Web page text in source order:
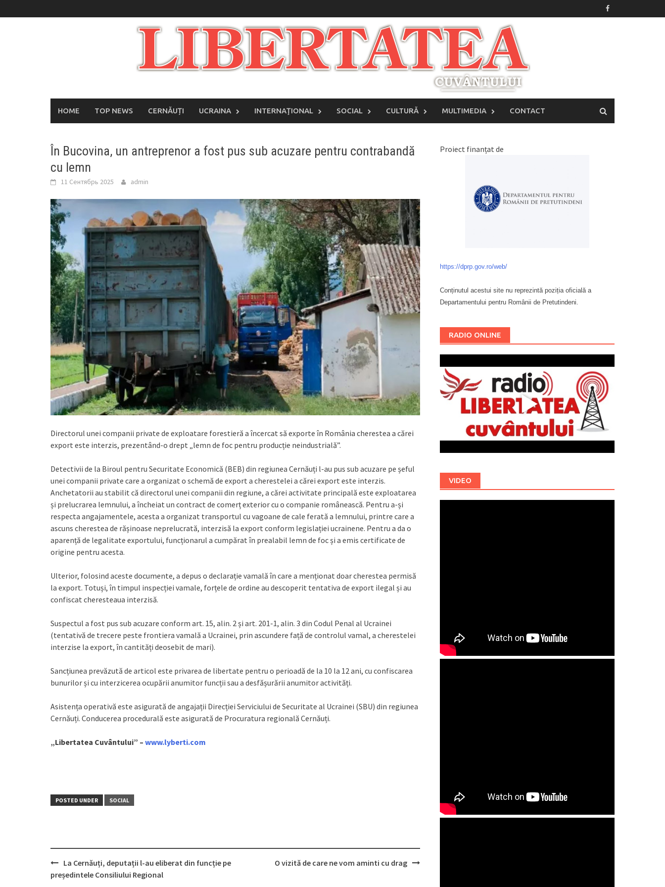
to
HOME TOP NEWS CERNĂUȚI UCRAINA INTERNAŢIONAL SOCIAL CULTURĂ MULTIMEDIA CONTACT
În Bucovina, un antreprenor a fost pus sub acuzare pentru contrabandă
cu lemn
11 Сентябрь 2025 admin
Directorul unei companii private de exploatare forestieră a încercat să exporte în România cherestea a cărei
export este interzis, prezentând-o drept „lemn de foc pentru producție neindustrială”.
Detectivii de la Biroul pentru Securitate Economică (BEB) din regiunea Cernăuți l-au pus sub acuzare pe șeful
unei companii private care a organizat o schemă de export a cherestelei a cărei export este interzis.
Anchetatorii au stabilit că directorul unei companii din regiune, a cărei activitate principală este exploatarea
și prelucrarea lemnului, a încheiat un contract de comerț exterior cu o companie românească. Pentru a-și
respecta angajamentele, acesta a organizat transportul cu vagoane de cale ferată a lemnului, printre care a
ascuns cherestea de rășinoase neprelucrată, interzisă la export conform legislației ucrainene. Pentru a da o
aparență de legalitate exportului, funcționarul a cumpărat în prealabil lemn de foc și a emis certificate de
origine pentru acesta.
Ulterior, folosind aceste documente, a depus o declarație vamală în care a menționat doar cherestea permisă
la export. Totuși, în timpul inspecției vamale, forțele de ordine au descoperit tentativa de export ilegal și au
confiscat cheresteaua interzisă.
Suspectul a fost pus sub acuzare conform art. 15, alin. 2 și art. 201-1, alin. 3 din Codul Penal al Ucrainei
(tentativă de trecere peste frontiera vamală a Ucrainei, prin ascundere față de controlul vamal, a cherestelei
interzise la export, în cantități deosebit de mari).
Sancțiunea prevăzută de articol este privarea de libertate pentru o perioadă de la 10 la 12 ani, cu confiscarea
bunurilor și cu interzicerea ocupării anumitor funcții sau a desfășurării anumitor activități.
Asistența operativă este asigurată de angajații Direcției Serviciului de Securitate al Ucrainei (SBU) din regiunea
Cernăuți. Conducerea procedurală este asigurată de Procuratura regională Cernăuți.
„Libertatea Cuvântului” – www.lyberti.com
POSTED UNDER SOCIAL
Post
La Cernăuți, deputații l-au eliberat din funcție pe
președintele Consiliului Regional
O vizită de care ne vom aminti cu drag
Proiect finanțat de
https://dprp.gov.ro/web/
Conținutul acestui site nu reprezintă poziția oficială a
Departamentului pentru Românii de Pretutindeni.
RADIO ONLINE
VIDEO